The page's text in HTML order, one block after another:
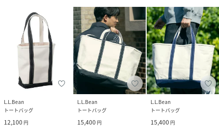
L.L.Bean
トートバッグ
12,100 円
L.L.Bean
トートバッグ
15,400 円
L.L.Bean
トートバッグ
15,400 円